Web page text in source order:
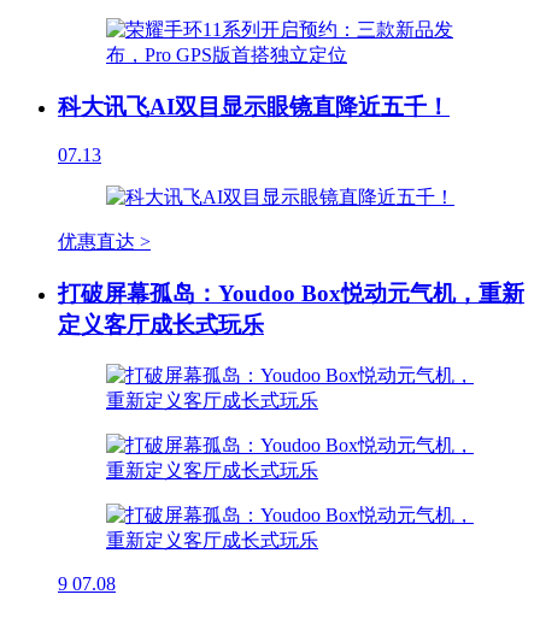
科大讯飞AI双目显示眼镜直降近五千！
07.13
优惠直达 >
打破屏幕孤岛：Youdoo Box悦动元气机，重新
定义客厅成长式玩乐
9 07.08